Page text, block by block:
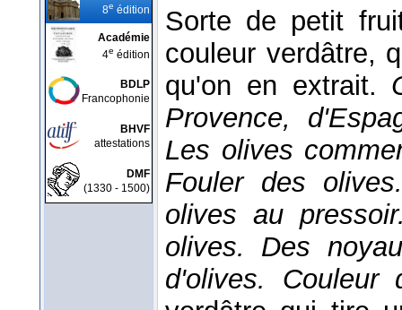
8e édition
Académie
4e édition
BDLP
Francophonie
BHVF
attestations
DMF
(1330 - 1500)
Sorte de petit
couleur verdâtre,
qu'on en extrait.
Provence,
Les olives
Fouler des
olives au
olives. Des
d'olives. Couleur